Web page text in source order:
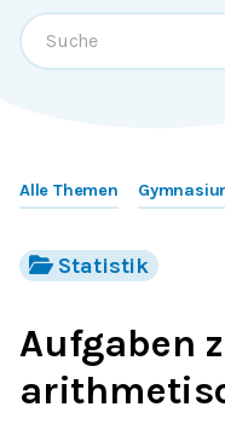
Alle Themen
Statistik
Aufgaben